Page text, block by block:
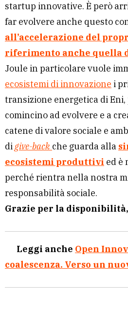
startup innovative. È però
far evolvere anche questo
all’accelerazione del
riferimento anche quella
Joule in particolare vuole
ecosistemi di innovazione i
transizione energetica di
comincino ad evolvere e a
catene di valore sociale e
digive-back che guarda alla
ecosistemi produttivi ed è
perché rientra nella nostra
responsabilità sociale.
Grazie per la
Leggi anche Open
coalescenza. Verso un